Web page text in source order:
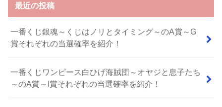
最近の投稿
一番くじ銀魂～くじはノリとタイミング～のA賞～G
賞それぞれの当選確率を紹介！
一番くじワンピース白ひげ海賊団～オヤジと息子たち
～のA賞～I賞それぞれの当選確率を紹介！